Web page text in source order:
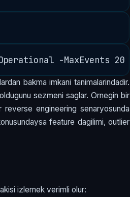
bakma imkani tanimalarindadir.
sezmeni saglar. Ornegin bir
engineering senaryosunda
feature dagilimi, outlier
izlemek verimli olur: